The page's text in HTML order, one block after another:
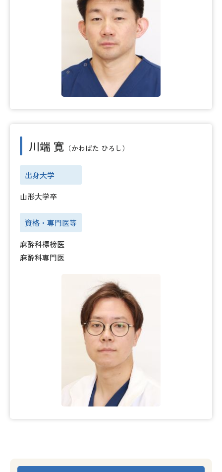
川端 寛 （かわばた ひろし）
出身大学
山形大学卒
資格・専門医等
麻酔科標榜医
麻酔科専門医